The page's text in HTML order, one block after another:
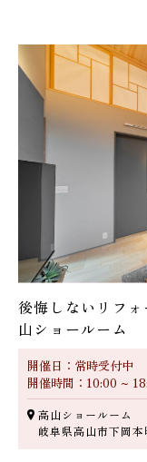
後悔しないリフ
山ショールーム
開催日：常時受付中
開催時間：10:00 ~
高山ショールーム
岐阜県高山市下岡